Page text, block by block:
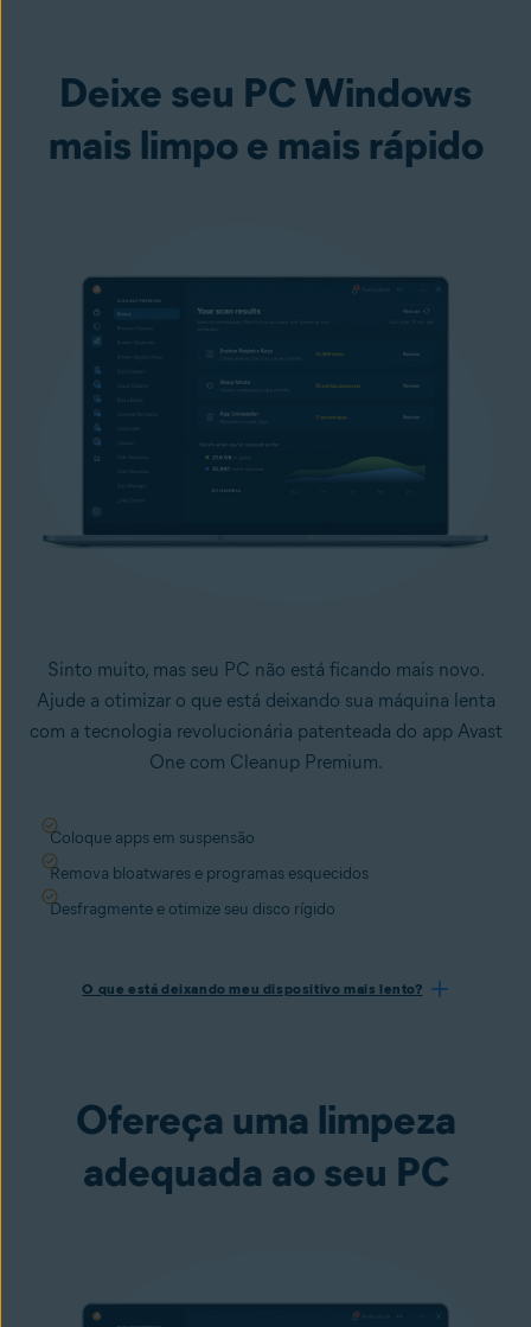
Deixe seu PC Windows
mais limpo e mais rápido
Sinto muito, mas seu PC não está ficando mais novo.
Ajude a otimizar o que está deixando sua máquina lenta
com a tecnologia revolucionária patenteada do app Avast
One com Cleanup Premium.
Coloque apps em suspensão
Remova bloatwares e programas esquecidos
Desfragmente e otimize seu disco rígido
O que está deixando meu dispositivo mais lento?
Ofereça uma limpeza
adequada ao seu PC